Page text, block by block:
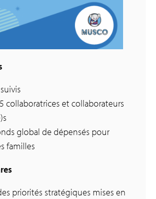
collaboratrices et collaborateurs
global de dépensés pour
familles
priorités stratégiques mises en